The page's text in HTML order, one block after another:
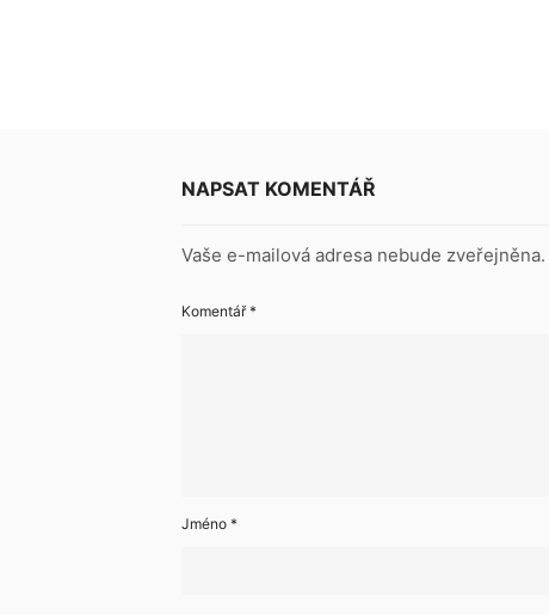
NAPSAT KOMENTÁŘ
Vaše e-mailová adresa nebude zveřejněna.
Komentář*
Jméno *